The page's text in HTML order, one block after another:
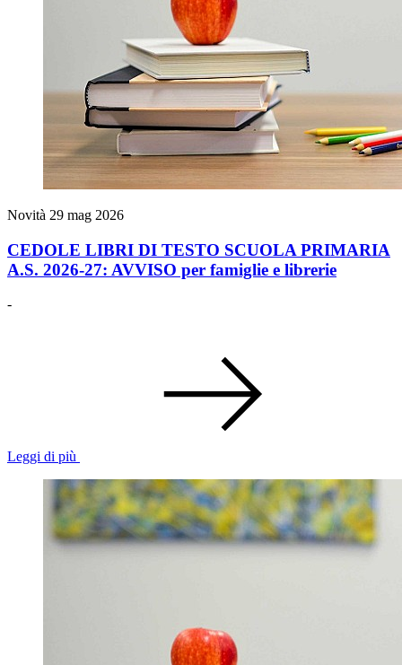
Novità 29 mag 2026
CEDOLE LIBRI DI TESTO SCUOLA PRIMARIA
A.S. 2026-27: AVVISO per famiglie e librerie
-
Leggi di più